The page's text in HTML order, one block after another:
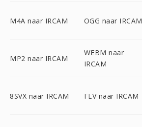
M4A naar IRCAM OGG naar IRCAM
MP2 naar IRCAM
WEBM naar
IRCAM
8SVX naar IRCAM FLV naar IRCAM